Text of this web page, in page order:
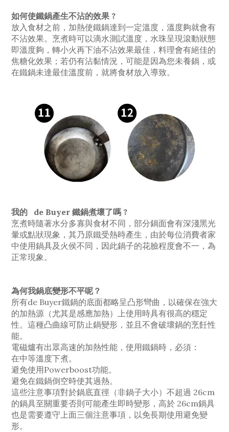
如何使鐵鍋產生不沾的效果 ?
放入食材之前，加熱使鐵鍋達到一定溫度，溫度夠就會有
不沾效果。烹煮時可以滴水測試溫度，水珠呈現滾動狀態
即溫度夠，轉小火再下油不沾效果最佳，料理會有絕佳的
焦糖化效果；若仍有沾黏情況，可能是因為您未養鍋，或
在鐵鍋未達最佳溫度前，就將食材放入導致。
我的 de Buyer 鐵鍋煮壞了嗎 ?
烹煮時隨著水分多寡與食材不同，部分鍋面會有深淺黑光
暈或點狀現象，其乃原鐵受熱時產生，由於每位消費者家
中使用鍋具及火侯不同，因此鍋子的花臉程度會不一，為
正常現象。
為何我鍋底變形不平呢？
所有de Buyer鐵鍋的底面都略呈凸形彎曲，以確保在強大
的加熱源（尤其是感應加熱）上使用時具有很高的穩定
性。這種凸曲線可防止鍋變形，並且不會破壞鍋的烹飪性
能。
電磁爐有出眾高速的加熱性能，使用鐵鍋時，必須：
在中等溫度下煮。
避免使用Powerboost功能。
避免在鐵鍋倒空時使其過熱。
這些注意事項對於鍋底直徑（非鍋子大小）不超過 26cm
的鍋具至關重要否則可能產生即時變形，高於 26cm鍋具
也是需要遵守上面三個注意事項，以免長期使用避免變
形。